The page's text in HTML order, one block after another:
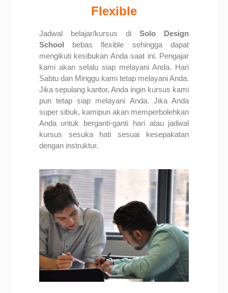
Flexible
Jadwal belajar/kursus diSolo Design
School bebas flexible sehingga dapat
mengikuti kesibukan Anda saat ini. Pengajar
kami akan selalu siap melayani Anda. Hari
Sabtu dan Minggu kami tetap melayani Anda.
Jika sepulang kantor, Anda ingin kursus kami
pun tetap siap melayani Anda. Jika Anda
super sibuk, kamipun akan memperbolehkan
Anda untuk berganti-ganti hari atau jadwal
kursus sesuka hati sesuai kesepakatan
dengan instruktur.